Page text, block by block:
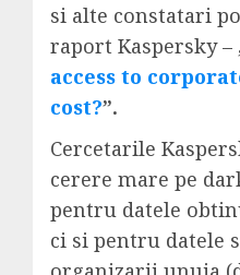
si alte constatari
raport Kaspersky –
access to
cost?”.
Cercetarile
cerere mare pe
pentru datele
ci si pentru datele